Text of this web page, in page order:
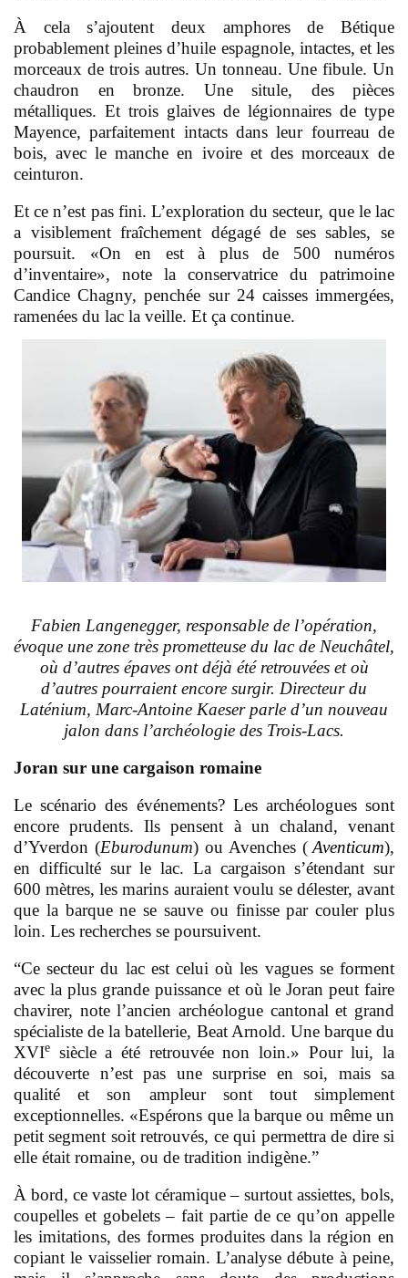
À cela s’ajoutent deux amphores de Bétique
probablement pleines d’huile espagnole, intactes, et les
morceaux de trois autres. Un tonneau. Une fibule. Un
chaudron en bronze. Une situle, des pièces
métalliques. Et trois glaives de légionnaires de type
Mayence, parfaitement intacts dans leur fourreau de
bois, avec le manche en ivoire et des morceaux de
ceinturon.
Et ce n’est pas fini. L’exploration du secteur, que le lac
a visiblement fraîchement dégagé de ses sables, se
poursuit. «On en est à plus de 500 numéros
d’inventaire», note la conservatrice du patrimoine
Candice Chagny, penchée sur 24 caisses immergées,
ramenées du lac la veille. Et ça continue.
Fabien Langenegger, responsable de l’opération,
évoque une zone très prometteuse du lac de Neuchâtel,
où d’autres épaves ont déjà été retrouvées et où
d’autres pourraient encore surgir. Directeur du
Laténium, Marc-Antoine Kaeser parle d’un nouveau
jalon dans l’archéologie des Trois-Lacs.
Joran sur une cargaison romaine
Le scénario des événements? Les archéologues sont
encore prudents. Ils pensent à un chaland, venant
d’Yverdon (Eburodunum) ou Avenches ( Aventicum),
en difficulté sur le lac. La cargaison s’étendant sur
600 mètres, les marins auraient voulu se délester, avant
que la barque ne se sauve ou finisse par couler plus
loin. Les recherches se poursuivent.
“Ce secteur du lac est celui où les vagues se forment
avec la plus grande puissance et où le Joran peut faire
chavirer, note l’ancien archéologue cantonal et grand
spécialiste de la batellerie, Beat Arnold. Une barque du
XVIe
siècle a été retrouvée non loin.» Pour lui, la
découverte n’est pas une surprise en soi, mais sa
qualité et son ampleur sont tout simplement
exceptionnelles. «Espérons que la barque ou même un
petit segment soit retrouvés, ce qui permettra de dire si
elle était romaine, ou de tradition indigène.”
À bord, ce vaste lot céramique – surtout assiettes, bols,
coupelles et gobelets – fait partie de ce qu’on appelle
les imitations, des formes produites dans la région en
copiant le vaisselier romain. L’analyse débute à peine,